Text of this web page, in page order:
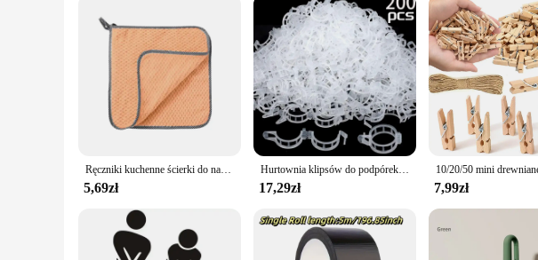
With a weight capacity of 150kg, this wózek ogrodowy is built to handle the toughest
for both professional gardeners and DIY enthusiasts. Its lightweight build makes it
wózek ogrodowy is not just a tool; it's an investment in your gardening efficiency and
Ręczniki kuchenne ścierki do naczyń 20/1Pc ręczniki z mikrofibry chłonna ścierka kuchenna ściereczka do czyszczenia zagęszczonego ściereczka do czyszczenia stołowego z nieprzywierającym olejem
5,69zł
Hurtownia klipsów do podpórek roślin Plastikowe klipsy wielokrotnego użytku do ochrony winorośli Narzędzia do mocowania szczepienia warzyw Pomidorowe artykuły ogrodnicze
17,29zł 7,99zł